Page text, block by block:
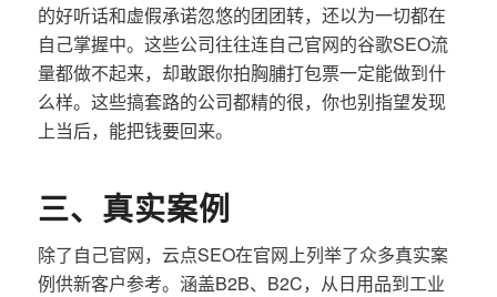
的好听话和虚假承诺忽悠的团团转，还以为一切都在
自己掌握中。这些公司往往连自己官网的谷歌SEO流
量都做不起来，却敢跟你拍胸脯打包票一定能做到什
么样。这些搞套路的公司都精的很，你也别指望发现
上当后，能把钱要回来。
三、真实案例
除了自己官网，云点SEO在官网上列举了众多真实案
例供新客户参考。涵盖B2B、B2C，从日用品到工业